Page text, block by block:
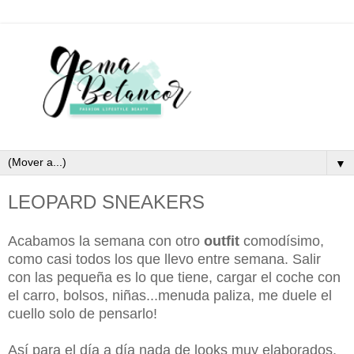
▼
LEOPARD SNEAKERS
Acabamos la semana con otro outfit comodísimo,
como casi todos los que llevo entre semana. Salir
con las pequeña es lo que tiene, cargar el coche con
el carro, bolsos, niñas...menuda paliza, me duele el
cuello solo de pensarlo!
Así para el día a día nada de looks muy elaborados,